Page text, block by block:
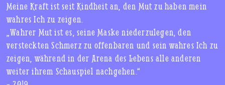
Meine Kraft ist seit Kindheit an, den Mut zu haben mein
wahres Ich zu zeigen.
„Wahrer Mut ist es, seine Maske niederzulegen, den
versteckten Schmerz zu offenbaren und sein wahres Ich zu
zeigen, während in der Arena des Lebens alle anderen
weiter ihrem Schauspiel nachgehen.“